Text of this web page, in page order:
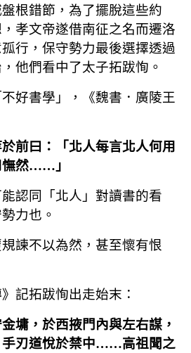
根錯節，為了擺脫這些約
孝文帝遂借南征之名而遷洛
行，保守勢力最後選擇透過
他們看中了太子拓跋恂。
好書學」，《魏書．廣陵王
前曰：「北人每言北人何用
然…… 」
認同「北人」對讀書的看
力也。
諫不以為然，甚至懷有恨
記拓跋恂出走始末：
墉，於西掖門內與左右謀，
刃道悅於禁中……高祖聞之